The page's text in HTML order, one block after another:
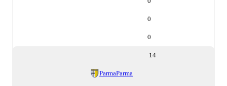
0
0
14
ParmaParma